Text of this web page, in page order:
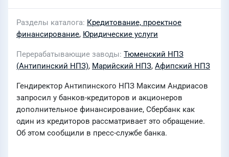
Разделы каталога Кредитование, проектное
финансирование, Юридические услуги
Перерабатывающие заводы Тюменский НПЗ
(Антипинский НПЗ), Марийский НПЗ, Афипский НПЗ
Гендиректор Антипинского НПЗ Максим Андриасов
запросил у банков-кредиторов и акционеров
дополнительное финансирование, Сбербанк как
один из кредиторов рассматривает это обращение.
Об этом сообщили в пресс-службе банка.